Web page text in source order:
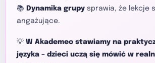
📚 Dynamika grupy sprawia, że lekcje
angażujące.
💡 W Akademeo stawiamy na
języka – dzieci uczą się mówić w